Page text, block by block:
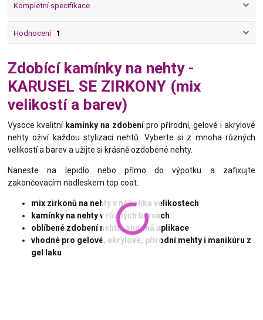
Kompletní specifikace
Hodnocení 1
Zdobící kamínky na nehty -
KARUSEL SE ZIRKONY (mix
velikostí a barev)
Vysoce kvalitní kamínky na zdobenípro přírodní, gelové i akrylové
nehty oživí každou stylizaci nehtů. Vyberte si z mnoha různých
velikostí a barev a užijte si krásně ozdobené nehty.
Naneste na lepidlo nebo přímo do výpotku a zafixujte
zakončovacím nadleskem top coat.
mix zirkonů na nehty v několika velikostech
kamínky na nehty v různých barvách
oblíbené zdobení nehtů, snadná aplikace
vhodné pro gelové, akrylové, přírodní mehty i manikúru z
gel laku